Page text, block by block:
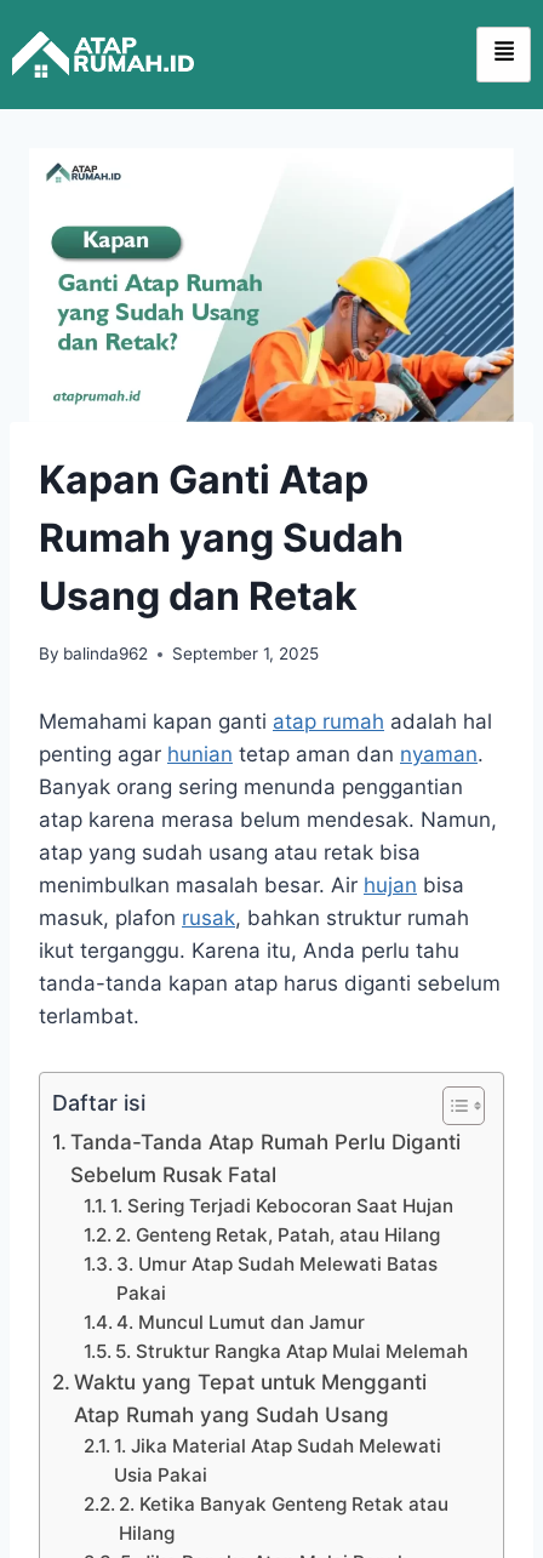
Kapan Ganti Atap
Rumah yang Sudah
Usang dan Retak
By balinda962 September 1, 2025
Memahami kapan ganti atap rumah adalah hal
penting agar hunian tetap aman dan nyaman.
Banyak orang sering menunda penggantian
atap karena merasa belum mendesak. Namun,
atap yang sudah usang atau retak bisa
menimbulkan masalah besar. Air hujan bisa
masuk, plafon rusak, bahkan struktur rumah
ikut terganggu. Karena itu, Anda perlu tahu
tanda-tanda kapan atap harus diganti sebelum
terlambat.
Daftar isi
Tanda-Tanda Atap Rumah Perlu Diganti
Sebelum Rusak Fatal
1. Sering Terjadi Kebocoran Saat Hujan
2. Genteng Retak, Patah, atau Hilang
3. Umur Atap Sudah Melewati Batas
Pakai
4. Muncul Lumut dan Jamur
5. Struktur Rangka Atap Mulai Melemah
Waktu yang Tepat untuk Mengganti
Atap Rumah yang Sudah Usang
1. Jika Material Atap Sudah Melewati
Usia Pakai
2. Ketika Banyak Genteng Retak atau
Hilang